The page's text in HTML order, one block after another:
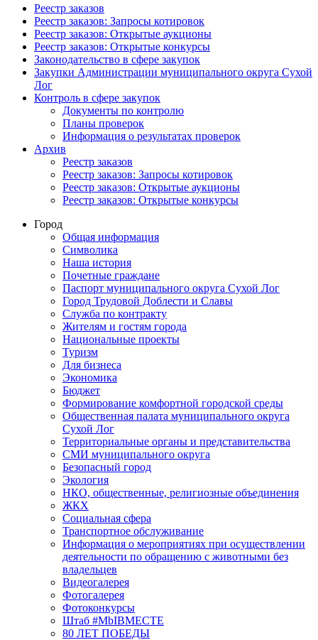
Реестр заказов
Реестр заказов: Запросы котировок
Реестр заказов: Открытые аукционы
Реестр заказов: Открытые конкурсы
Законодательство в сфере закупок
Закупки Администрации муниципального округа Сухой
Лог
Контроль в сфере закупок
Документы по контролю
Планы проверок
Информация о результатах проверок
Архив
Реестр заказов
Реестр заказов: Запросы котировок
Реестр заказов: Открытые аукционы
Реестр заказов: Открытые конкурсы
Город
Общая информация
Символика
Наша история
Почетные граждане
Паспорт муниципального округа Сухой Лог
Город Трудовой Доблести и Славы
Служба по контракту
Жителям и гостям города
Национальные проекты
Туризм
Для бизнеса
Экономика
Бюджет
Формирование комфортной городской среды
Общественная палата муниципального округа
Сухой Лог
Территориальные органы и представительства
СМИ муниципального округа
Безопасный город
Экология
НКО, общественные, религиозные объединения
ЖКХ
Социальная сфера
Транспортное обслуживание
Информация о мероприятиях при осуществлении
деятельности по обращению с животными без
владельцев
Видеогалерея
Фотогалерея
Фотоконкурсы
Штаб #MbIBMECTE
80 ЛЕТ ПОБЕДЫ